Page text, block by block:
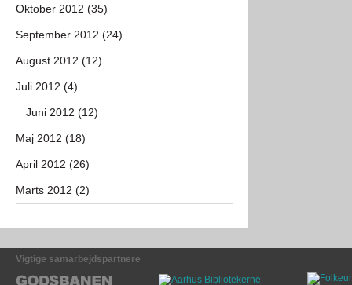
Oktober 2012 (35)
September 2012 (24)
August 2012 (12)
Juli 2012 (4)
Juni 2012 (12)
Maj 2012 (18)
April 2012 (26)
Marts 2012 (2)
Vigtige samarbejdspartnere